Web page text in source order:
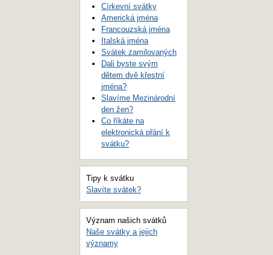
Církevní svátky
Americká jména
Francouzská jména
Italská jména
Svátek zamilovaných
Dali byste svým
dětem dvě křestní
jména?
Slavíme Mezinárodní
den žen?
Co říkáte na
elektronická přání k
svátku?
Tipy k svátku
Slavíte svátek?
Význam našich svátků
Naše svátky a jejich
významy